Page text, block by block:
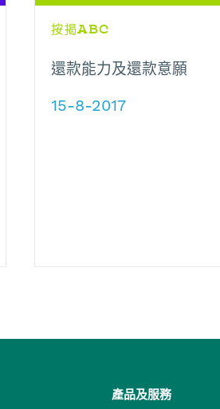
按揭ABC
還款能力及還款意願
15-8-2017
產品及服務